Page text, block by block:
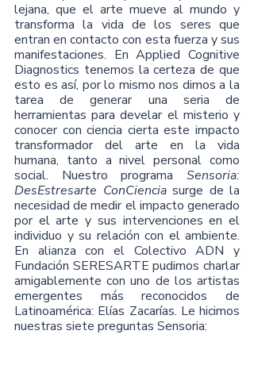
lejana, que el arte mueve al mundo y
transforma la vida de los seres que
entran en contacto con esta fuerza y sus
manifestaciones. En Applied Cognitive
Diagnostics tenemos la certeza de que
esto es así, por lo mismo nos dimos a la
tarea de generar una seria de
herramientas para develar el misterio y
conocer con ciencia cierta este impacto
transformador del arte en la vida
humana, tanto a nivel personal como
social. Nuestro programa Sensoria:
DesEstresarte ConCiencia surge de la
necesidad de medir el impacto generado
por el arte y sus intervenciones en el
individuo y su relación con el ambiente.
En alianza con el Colectivo ADN y
Fundación SERESARTE pudimos charlar
amigablemente con uno de los artistas
emergentes más reconocidos de
Latinoamérica: Elías Zacarías. Le hicimos
nuestras siete preguntas Sensoria: